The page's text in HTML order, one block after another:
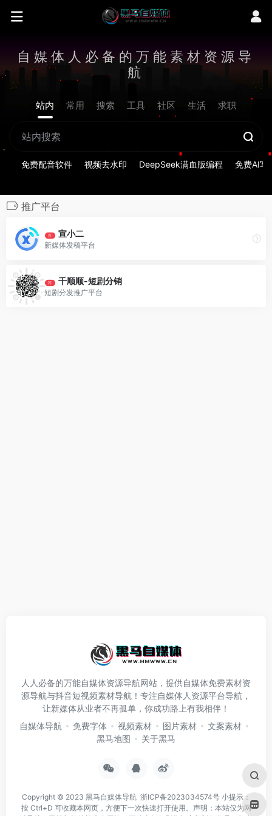
自媒体人必备的万能素材资源导
航
站内 常用 搜索 工具 社区 生活 求职
免费配音软件 视频去水印 DeepSeek满血版编程 免费AI写
推广平台
荐 宣小二
新媒体发稿平台
荐 千顺顺-短剧分销
短剧分发推广平台
人人必备的万能自媒体资源导航网站，提供自媒体免费素材资
源导航与抖音短视频素材导航！专注自媒体人资源平台导航，
让新媒体从业者不再孤单，你成功路上有我相伴！
自媒体导航
免费字体 视频素材 图片素材
文案素材
黑马地图
关于黑马
Copyright © 2023 黑马自媒体导航 浙ICP备2023034574号小提示：
按 Ctrl+D 可收藏本网页，方便下一次快速打开使用。声明：本站仅为网